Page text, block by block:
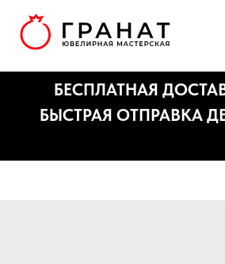
БЫСТРАЯ ОТПРАВКА ДЕНЬ-В-ДЕНЬ